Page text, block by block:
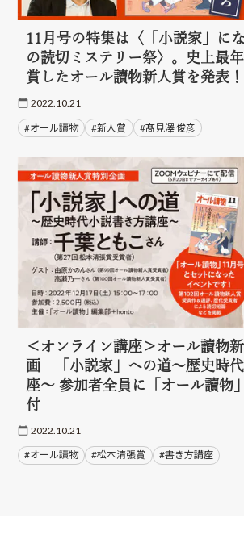
11月号の特集は〈「小説家」に
の読切ミステリー祭〉。史上最
賞したオール讀物新人賞を発表！
2022.10.21
#オール讀物 #新人賞 #髙見澤 俊彦
＜オンライン講座＞オール讀物
画 「小説家」への道～歴史時
座～ 参加者全員に「オール讀物
付
2022.10.21
#オール讀物 #松本清張賞 #書き方講座